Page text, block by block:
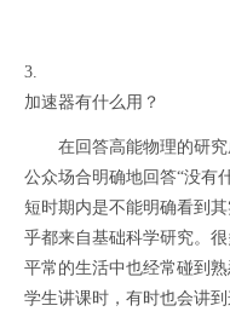
3.
加速器有什么用？
在回答高能物理的研究
公众场合明确地回答“没有
短时期内是不能明确看到
乎都来自基础科学研究。
平常的生活中也经常碰到
学生讲课时，有时也会讲